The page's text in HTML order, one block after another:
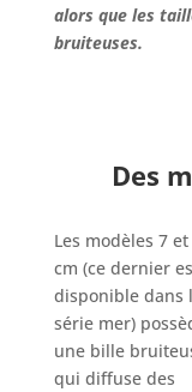
alors que les
bruiteuses.
Des
Les modèles 7 et
cm (ce dernier
disponible dans
série mer)
une bille
qui diffuse des